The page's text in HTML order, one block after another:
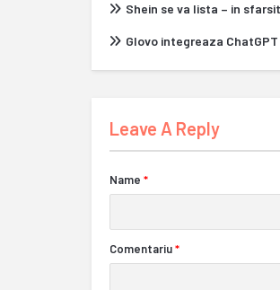
Shein se va lista – in
Glovo integreaza
Leave A Reply
Name *
Comentariu*